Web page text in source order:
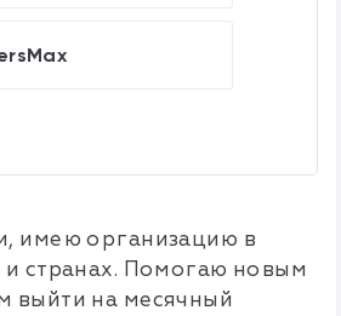
имею организацию в
и странах. Помогаю новым
выйти на месячный